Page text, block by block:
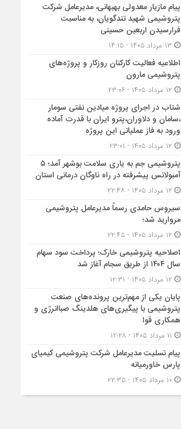
پیام مازیار معدولی بهبهانی، مدیرعامل شرکت
پتروشیمی شهید تندگویان، به مناسبت
فرارسیدن اربعین حسینی
اطلاعیه فعالیت کارکنان روزکار و پروژه‌های
پتروشیمی مارون
۱۲ مرداد ۱۴۰۵ - ۲۳:۰۶
شتاب در اجرای پروژه میادین نفتی سومار
،سامان و دلاوران،پترو ایران با قدرت آماده
ورود به فاز عملیاتی این پروژه
۱۲ مرداد ۱۴۰۵ - ۲۳:۰۱
پتروشیمی جم به یاری سلامت بوشهر آمد؛ ۵
آمبولانس پیشرفته در راه ناوگان درمانی استان
۱۲ مرداد ۱۴۰۵ - ۲۲:۴۸
سیروس حامدی رسماً مدیرعامل پتروشیمی
مروارید شد؛
۱۲ مرداد ۱۴۰۵ - ۲۲:۴۵
اصلاحیه پتروشیمی خارک؛ پرداخت سود سهام
سال ۱۴۰۴ از طریق سجام آغاز شد
۱۲ مرداد ۱۴۰۵ - ۱۲:۳۱
پایان یکی از مهم‌ترین پرونده‌های صنعت
پتروشیمی با پیگیری‌های هلدینگ صباانرژی و
همکاری قوا
پیام تسلیت مدیرعامل شرکت پتروشیمی کیمیای
پارس خاورمیانه
۱۰ مرداد ۱۴۰۵ - ۲۲:۳۵